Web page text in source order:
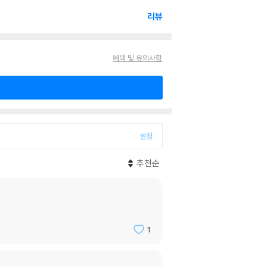
리뷰
혜택 및 유의사항
설정
추천순
1